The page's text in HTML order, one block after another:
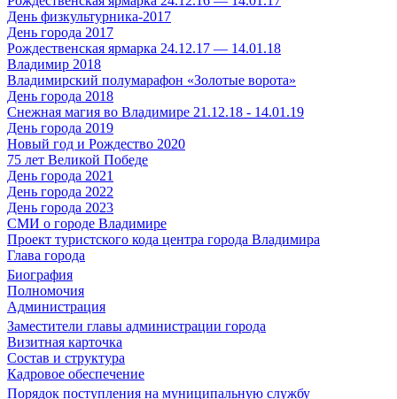
День физкультурника-2017
День города 2017
Рождественская ярмарка 24.12.17 — 14.01.18
Владимир 2018
Владимирский полумарафон «Золотые ворота»
День города 2018
Снежная магия во Владимире 21.12.18 - 14.01.19
День города 2019
Новый год и Рождество 2020
75 лет Великой Победе
День города 2021
День города 2022
День города 2023
СМИ о городе Владимире
Проект туристского кода центра города Владимира
Глава города
Биография
Полномочия
Администрация
Заместители главы администрации города
Визитная карточка
Состав и структура
Кадровое обеспечение
Порядок поступления на муниципальную службу